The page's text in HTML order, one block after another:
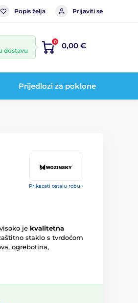
Popis želja Prijaviti se
dostavu
0 0,00 €
Prijedlozi za poklone
Prikazati ostalu robu ›
visoko je kvalitetna
staklo s tvrdoćom
ogrebotina,